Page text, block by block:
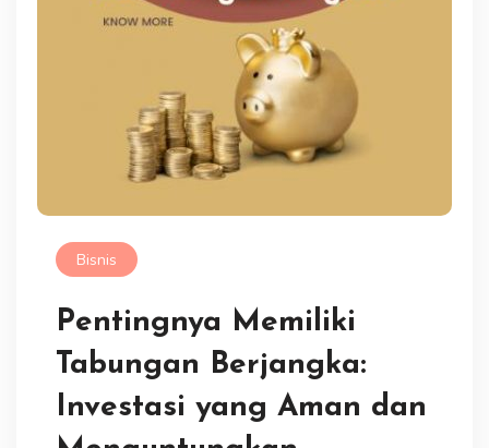
Bisnis
Pentingnya Memiliki
Tabungan Berjangka:
Investasi yang Aman dan